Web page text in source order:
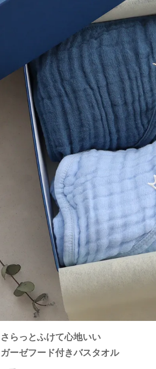
さらっとふけて心地いい
ガーゼフード付きバスタオル